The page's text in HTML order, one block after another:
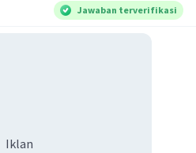
Jawaban terverifikasi
Iklan